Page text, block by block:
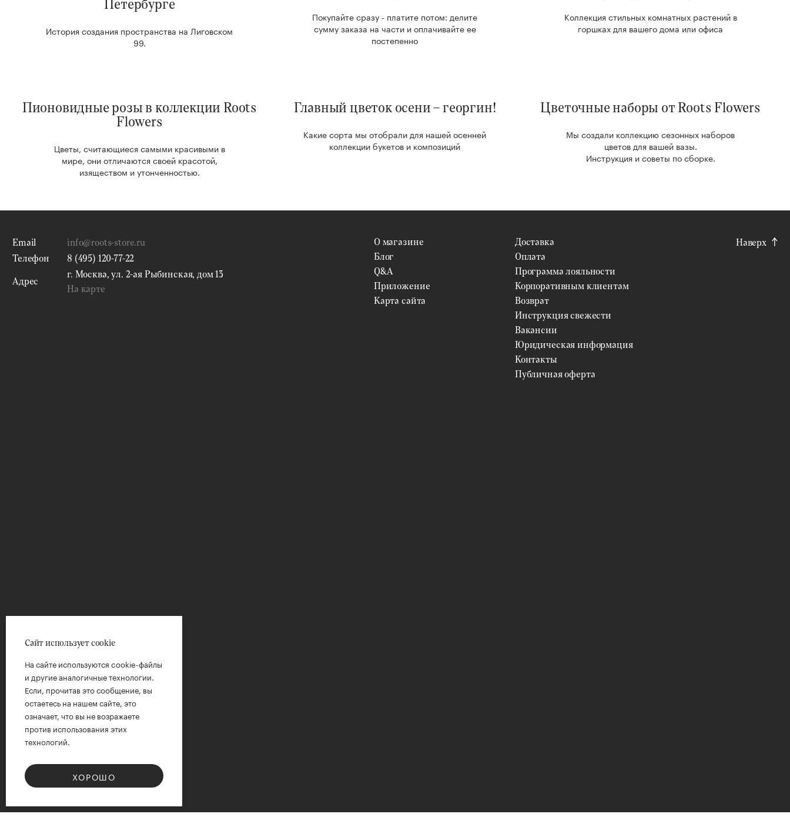
История создания пространства на Лиговском
99.
Покупайте сразу - платите потом: делите
сумму заказа на части и оплачивайте ее
постепенно
Коллекция стильных комнатных растений в
горшках для вашего дома или офиса
Пионовидные розы в коллекции Roots
Flowers
Цветы, считающиеся самыми красивыми в
мире, они отличаются своей красотой,
изяществом и утонченностью.
Главный цветок осени – георгин!
Какие сорта мы отобрали для нашей осенней
коллекции букетов и композиций
Цветочные наборы от Roots Flowers
Мы создали коллекцию сезонных наборов
цветов для вашей вазы.
Инструкция и советы по сборке.
Email
info@roots-store.ru
Телефон
8 (495) 120-77-22
Адрес
г. Москва, ул. 2-ая Рыбинская, дом 13
На карте
О магазине
Блог
Q&A
Приложение
Карта сайта
Доставка
Оплата
Программа лояльности
Корпоративным клиентам
Возврат
Инструкция свежести
Вакансии
Юридическая информация
Контакты
Публичная оферта
Наверх
Сайт использует cookie
На сайте используются cookie-файлы
и другие аналогичные технологии.
Если, прочитав это сообщение, вы
остаетесь на нашем сайте, это
означает, что вы не возражаете
против использования этих
технологий.
ХОРОШО